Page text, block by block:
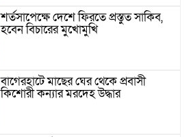
শর্তসাপেক্ষে দেশে ফিরতে প্রস্তুত সাকিব,
হবেন বিচারের মুখোমুখি
বাগেরহাটে মাছের ঘের থেকে প্রবাসী
কিশোরী কন্যার মরদেহ উদ্ধার